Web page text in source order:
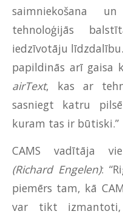
saimniekošana
tehnoloģijās
iedzīvotāju
papildinās arī gaisa
airText, kas ar
sasniegt katru
kuram tas ir būtiski.”
CAMS vadītāja
(Richard Engelen):
piemērs tam, kā
var tikt